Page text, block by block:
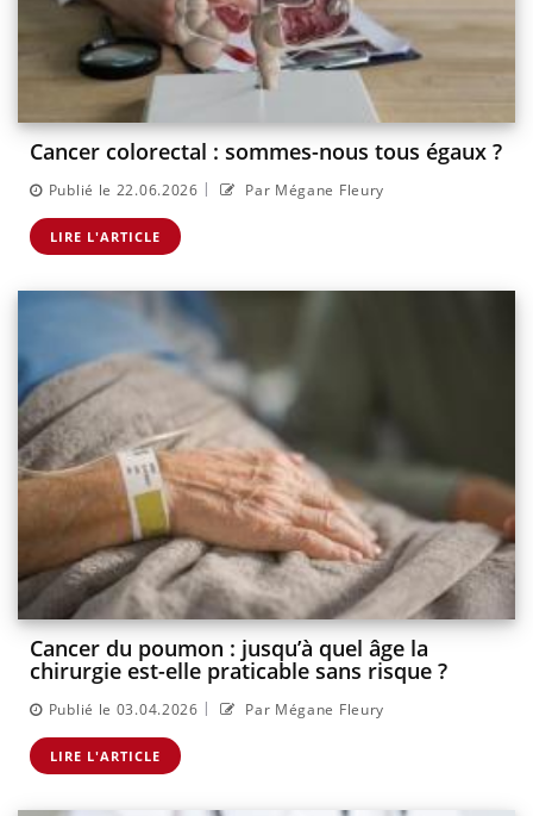
Cancer colorectal : sommes-nous tous égaux ?
Publié le 22.06.2026 | Par Mégane Fleury
LIRE L'ARTICLE
Cancer du poumon : jusqu’à quel âge la
chirurgie est-elle praticable sans risque ?
Publié le 03.04.2026 | Par Mégane Fleury
LIRE L'ARTICLE